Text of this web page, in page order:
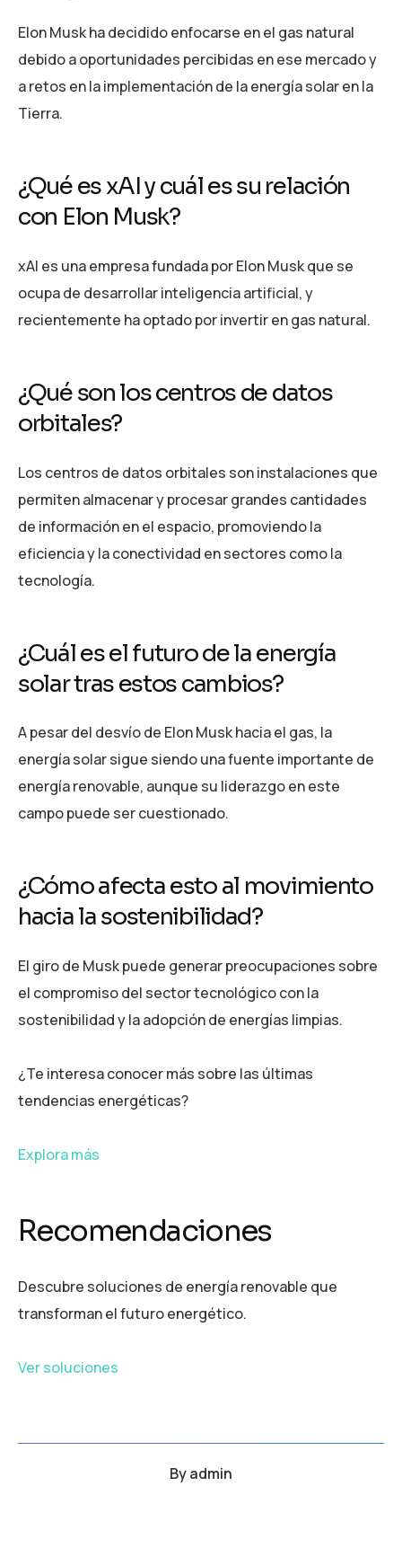
Elon Musk ha decidido enfocarse en el gas natural
debido a oportunidades percibidas en ese mercado y
a retos en la implementación de la energía solar en la
Tierra.
¿Qué es xAI y cuál es su relación
con Elon Musk?
xAI es una empresa fundada por Elon Musk que se
ocupa de desarrollar inteligencia artificial, y
recientemente ha optado por invertir en gas natural.
¿Qué son los centros de datos
orbitales?
Los centros de datos orbitales son instalaciones que
permiten almacenar y procesar grandes cantidades
de información en el espacio, promoviendo la
eficiencia y la conectividad en sectores como la
tecnología.
¿Cuál es el futuro de la energía
solar tras estos cambios?
A pesar del desvío de Elon Musk hacia el gas, la
energía solar sigue siendo una fuente importante de
energía renovable, aunque su liderazgo en este
campo puede ser cuestionado.
¿Cómo afecta esto al movimiento
hacia la sostenibilidad?
El giro de Musk puede generar preocupaciones sobre
el compromiso del sector tecnológico con la
sostenibilidad y la adopción de energías limpias.
¿Te interesa conocer más sobre las últimas
tendencias energéticas?
Explora más
Recomendaciones
Descubre soluciones de energía renovable que
transforman el futuro energético.
Ver soluciones
Byadmin